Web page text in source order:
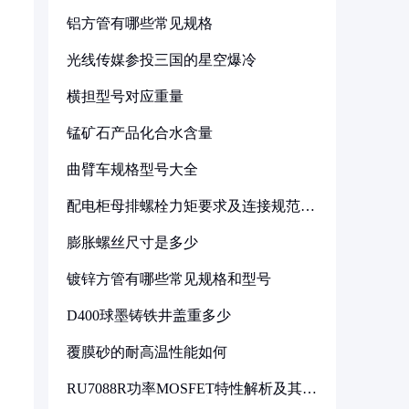
铝方管有哪些常见规格
光线传媒参投三国的星空爆冷
横担型号对应重量
锰矿石产品化合水含量
曲臂车规格型号大全
配电柜母排螺栓力矩要求及连接规范详
膨胀螺丝尺寸是多少
镀锌方管有哪些常见规格和型号
D400球墨铸铁井盖重多少
覆膜砂的耐高温性能如何
RU7088R功率MOSFET特性解析及其在